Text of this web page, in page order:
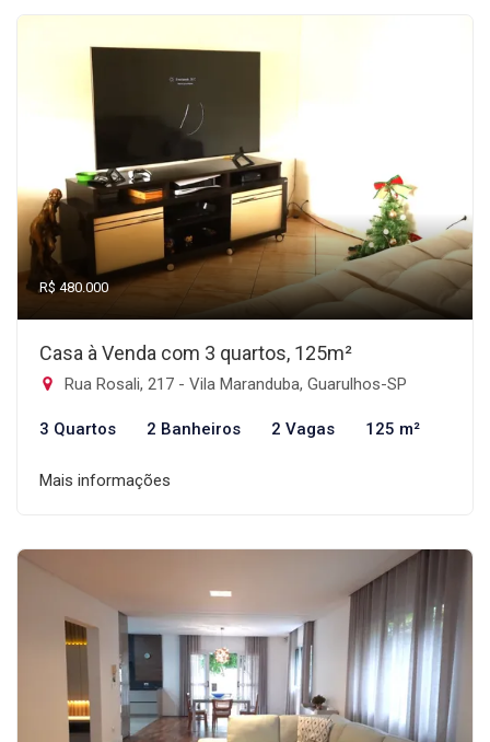
R$ 480.000
Casa à Venda com 3 quartos, 125m²
Rua Rosali, 217 - Vila Maranduba, Guarulhos-SP
3 Quartos 2 Banheiros 2 Vagas 125 m²
Mais informações